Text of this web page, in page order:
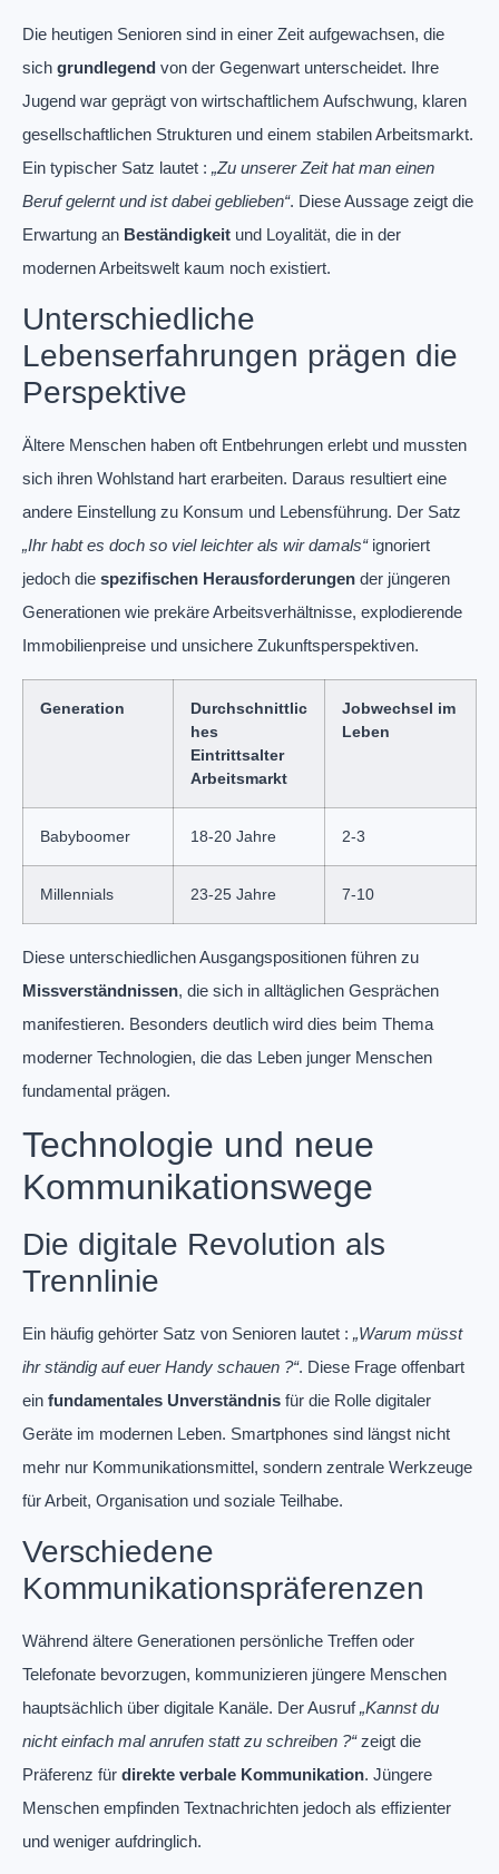
Die heutigen Senioren sind in einer Zeit aufgewachsen, die
sich grundlegend von der Gegenwart unterscheidet. Ihre
Jugend war geprägt von wirtschaftlichem Aufschwung, klaren
gesellschaftlichen Strukturen und einem stabilen Arbeitsmarkt.
Ein typischer Satz lautet : „Zu unserer Zeit hat man einen
Beruf gelernt und ist dabei geblieben“. Diese Aussage zeigt die
Erwartung an Beständigkeit und Loyalität, die in der
modernen Arbeitswelt kaum noch existiert.
Unterschiedliche
Lebenserfahrungen prägen die
Perspektive
Ältere Menschen haben oft Entbehrungen erlebt und mussten
sich ihren Wohlstand hart erarbeiten. Daraus resultiert eine
andere Einstellung zu Konsum und Lebensführung. Der Satz
„Ihr habt es doch so viel leichter als wir damals“ignoriert
jedoch die spezifischen Herausforderungen der jüngeren
Generationen wie prekäre Arbeitsverhältnisse, explodierende
Immobilienpreise und unsichere Zukunftsperspektiven.
Generation
Durchschnittlic
hes
Eintrittsalter
Arbeitsmarkt
Jobwechsel im
Leben
Babyboomer 18-20 Jahre 2-3
Millennials 23-25 Jahre 7-10
Diese unterschiedlichen Ausgangspositionen führen zu
Missverständnissen, die sich in alltäglichen Gesprächen
manifestieren. Besonders deutlich wird dies beim Thema
moderner Technologien, die das Leben junger Menschen
fundamental prägen.
Technologie und neue
Kommunikationswege
Die digitale Revolution als
Trennlinie
Ein häufig gehörter Satz von Senioren lautet : „Warum müsst
ihr ständig auf euer Handy schauen ?“. Diese Frage offenbart
ein fundamentales Unverständnis für die Rolle digitaler
Geräte im modernen Leben. Smartphones sind längst nicht
mehr nur Kommunikationsmittel, sondern zentrale Werkzeuge
für Arbeit, Organisation und soziale Teilhabe.
Verschiedene
Kommunikationspräferenzen
Während ältere Generationen persönliche Treffen oder
Telefonate bevorzugen, kommunizieren jüngere Menschen
hauptsächlich über digitale Kanäle. Der Ausruf„Kannst du
nicht einfach mal anrufen statt zu schreiben ?“zeigt die
Präferenz für direkte verbale Kommunikation. Jüngere
Menschen empfinden Textnachrichten jedoch als effizienter
und weniger aufdringlich.